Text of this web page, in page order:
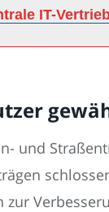
IT-
und